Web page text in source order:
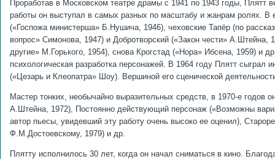
Проработав в Московском театре драмы с 1941 по 1943 годы,
работы он выступал в самых разных по масштабу и жанрам ролях. В
(«Госпожа министерша» Б.Нушича, 1946), чеховские Тапёр (по
вопрос» Симонова, 1947) и Добротворский («Закон чести»
другие» М.Горького, 1954), снова Крогстад («Нора» Ибсена, 1959) и
психологическая разработка персонажей. В 1964 году Плятт
(«Цезарь и Клеопатра» Шоу). Вершиной его сценической
Мастер тонких, необычайно выразительных средств, в 1970-е
А.Штейна, 1972), Постоянно действующий персонаж («Возможны
автор пьесы, увидевший эту работу очень высоко ее оценил),
Ф.М.Достоевскому, 1979) и др.
Плятту исполнилось 30 лет, когда он начал сниматься в кино.